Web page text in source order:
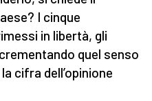
I cinque
in libertà, gli
quel senso
cifra dell’opinione